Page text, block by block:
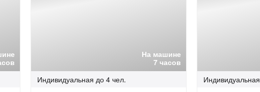
На машине
7 часов
Индивидуальная до 4 чел. Индивидуальная